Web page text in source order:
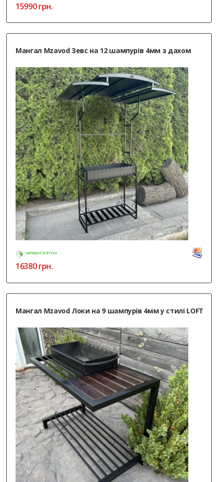
15990грн.
Мангал Mzavod Зевс на 12 шампурів 4мм з дахом
МИТТЄВА РОЗСТРОЧКА
16380грн.
Мангал Mzavod Локи на 9 шампурів 4мм у стилі LOFT